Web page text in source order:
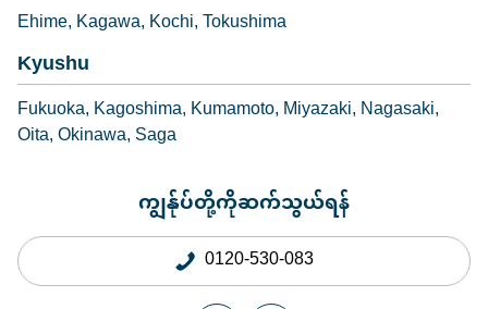
Ehime Kagawa Kochi Tokushima
Kyushu
Fukuoka Kagoshima Kumamoto Miyazaki Nagasaki
Oita Okinawa Saga
ကျွန်ုပ်တို့ကိုဆက်သွယ်ရန်
0120-530-083